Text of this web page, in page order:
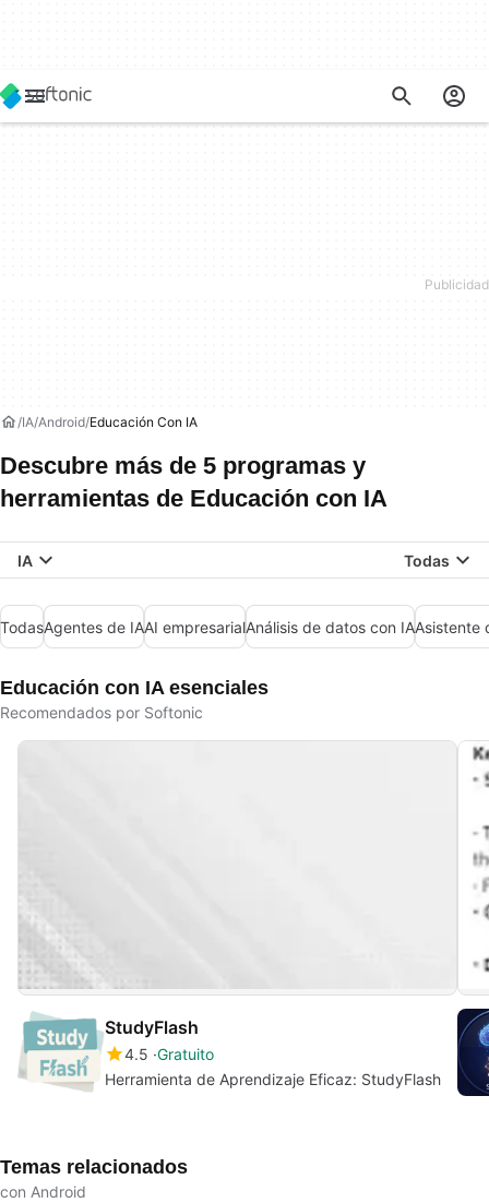
IA Android Educación Con IA
Descubre más de 5 programas y
herramientas de Educación con IA
IA Todas
TodasAgentes de IAAI empresarialAnálisis de datos con IAAsistente
Educación con IA esenciales
Recomendados por Softonic
StudyFlash
4.5 Gratuito
Herramienta de Aprendizaje Eficaz: StudyFlash
Temas relacionados
con Android